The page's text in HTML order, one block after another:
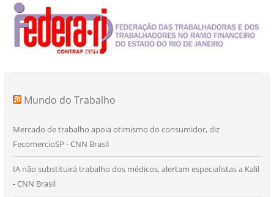
Mundo do Trabalho
Mercado de trabalho apoia otimismo do consumidor, diz
FecomercioSP - CNN Brasil
IA não substituirá trabalho dos médicos, alertam especialistas a Kalil
- CNN Brasil